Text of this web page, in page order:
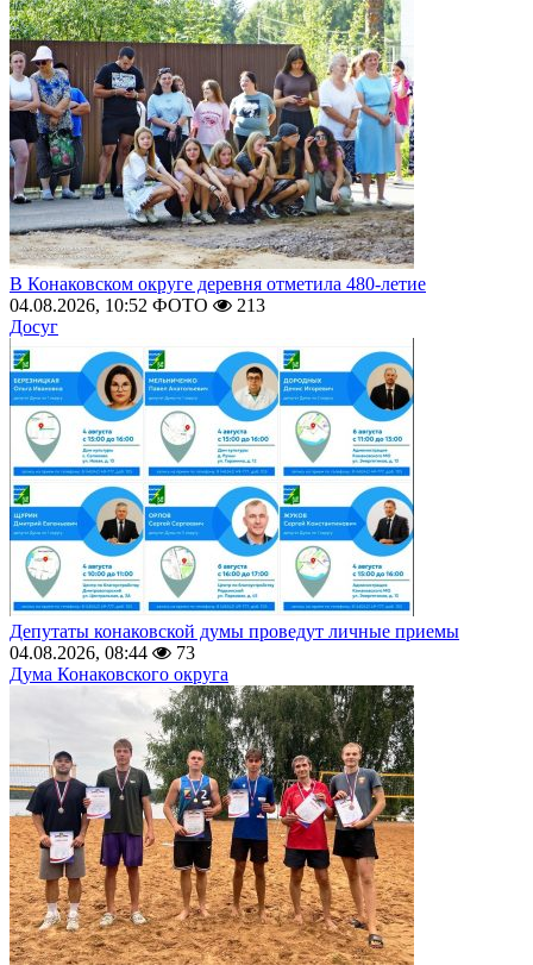
В Конаковском округе деревня отметила 480-летие
04.08.2026, 10:52 ФОТО
213
Досуг
Депутаты конаковской думы проведут личные приемы
04.08.2026, 08:44
73
Дума Конаковского округа